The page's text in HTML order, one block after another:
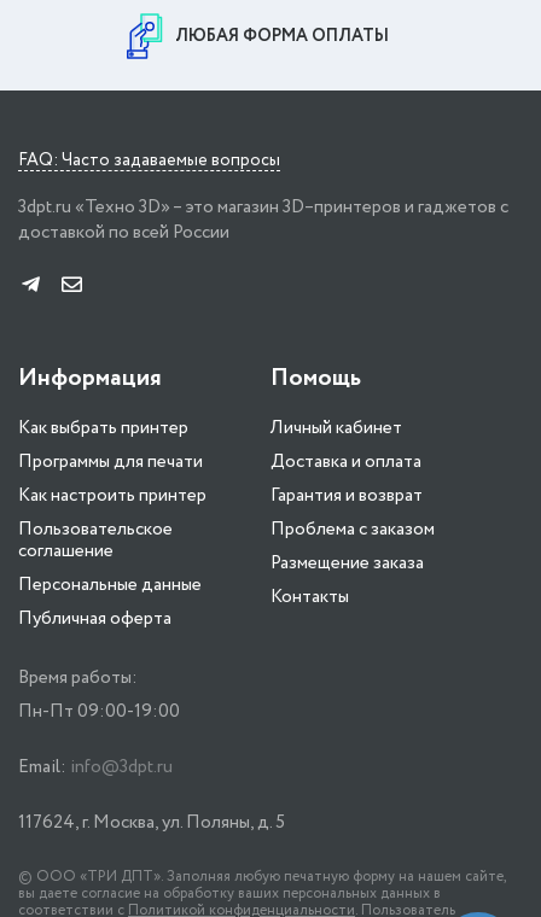
ЛЮБАЯ ФОРМА ОПЛАТЫ
FAQ: Часто задаваемые вопросы
3dpt.ru «Техно 3D» – это магазин 3D–принтеров и гаджетов с
доставкой по всей России
Информация
Как выбрать принтер
Программы для печати
Как настроить принтер
Пользовательское
соглашение
Персональные данные
Публичная оферта
Помощь
Личный кабинет
Доставка и оплата
Гарантия и возврат
Проблема с заказом
Размещение заказа
Контакты
Время работы:
Пн-Пт 09:00-19:00
Email: info@3dpt.ru
117624, г. Москва, ул. Поляны, д. 5
© ООО «ТРИ ДПТ». Заполняя любую печатную форму на нашем сайте,
вы даете согласие на обработку ваших персональных данных в
соответствии с Политикой конфиденциальности. Пользователь